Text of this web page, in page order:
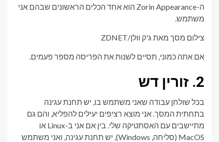
ה-Zorin Appearance הוא אחד הכלים הראשונים שבהם אני
משתמש.
צילום מסך מאת ג'ק וולן/ZDNET
אם אתה כמוני, תסיים לשנות את הפריסה מספר פעמים.
2. זורין דש
בכל שולחן עבודה שאני משתמש בו, יש תחנת עגינה
בתחתית המסך. אני מוצא רציפים יעילים להפליא, והם גם
מתיישבים עם האסתטיקה שלי. בין אם אני ב-Linux או
MacOS (סליחה, Windows), יש תחנת עגינה, ואני משתמש